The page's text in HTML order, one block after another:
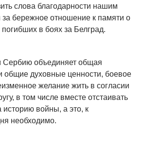
слова благодарности нашим
за бережное отношение к памяти о
погибших в боях за Белград.
Сербию объединяет общая
общие духовные ценности, боевое
желание жить в согласии
в том числе вместе отстаивать
историю войны, а это, к
необходимо.